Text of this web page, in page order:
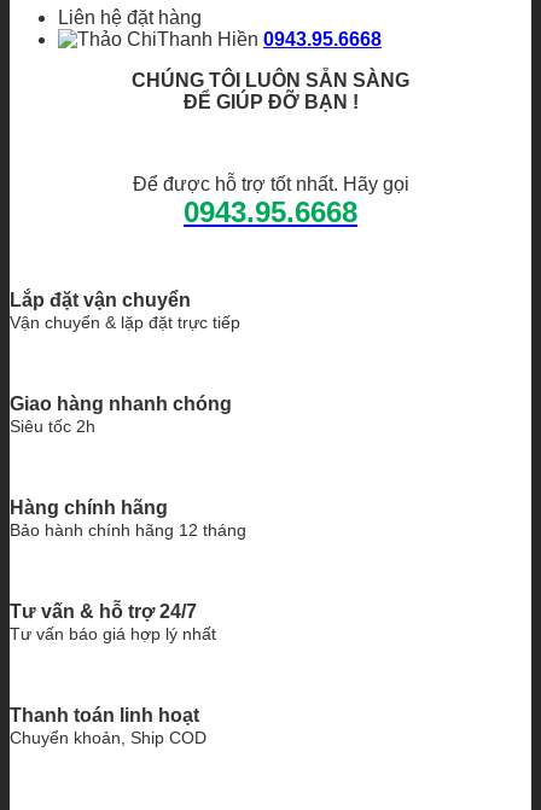
Liên hệ đặt hàng
Thanh Hiền 0943.95.6668
CHÚNG TÔI LUÔN SẴN SÀNG
ĐỂ GIÚP ĐỠ BẠN !
Để được hỗ trợ tốt nhất. Hãy gọi
0943.95.6668
Lắp đặt vận chuyển
Vận chuyển & lặp đặt trực tiếp
Giao hàng nhanh chóng
Siêu tốc 2h
Hàng chính hãng
Bảo hành chính hãng 12 tháng
Tư vấn & hỗ trợ 24/7
Tư vấn báo giá hợp lý nhất
Thanh toán linh hoạt
Chuyển khoản, Ship COD